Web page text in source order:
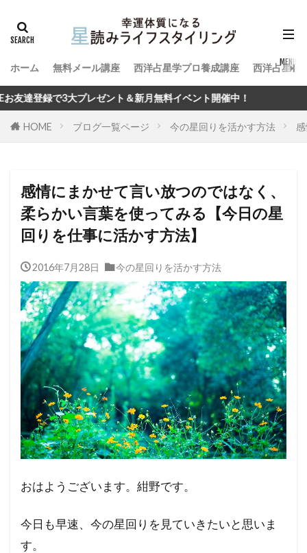
ホーム 無料メール講座 西洋占星学プロ養成講座 西洋占星術
＆新月無料イベント開催中！
HOME ブログ一覧ページ 今の星回りを活かす方法
感情にまかせて言い放つのではなく、
柔らかい言葉を使ってみる【今日の星
回りを仕事に活かす方法】
2016年7月28日 今の星回りを活かす方法
おはようございます。紺野です。
今日も早速、今の星回りを見ていきたいと思いま
す。